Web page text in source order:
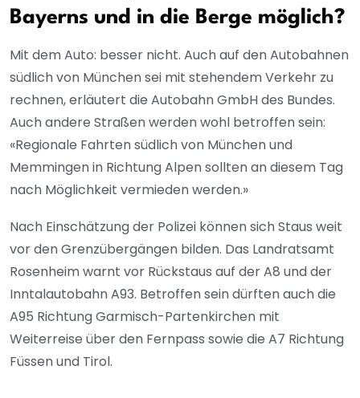
Bayerns und in die Berge möglich?
Mit dem Auto: besser nicht. Auch auf den Autobahnen
südlich von München sei mit stehendem Verkehr zu
rechnen, erläutert die Autobahn GmbH des Bundes.
Auch andere Straßen werden wohl betroffen sein:
«Regionale Fahrten südlich von München und
Memmingen in Richtung Alpen sollten an diesem Tag
nach Möglichkeit vermieden werden.»
Nach Einschätzung der Polizei können sich Staus weit
vor den Grenzübergängen bilden. Das Landratsamt
Rosenheim warnt vor Rückstaus auf der A8 und der
Inntalautobahn A93. Betroffen sein dürften auch die
A95 Richtung Garmisch-Partenkirchen mit
Weiterreise über den Fernpass sowie die A7 Richtung
Füssen und Tirol.